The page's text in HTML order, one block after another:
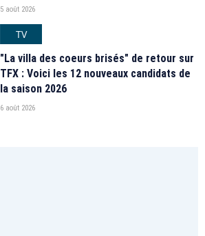
5 août 2026
TV
"La villa des coeurs brisés" de retour sur
TFX : Voici les 12 nouveaux candidats de
la saison 2026
6 août 2026